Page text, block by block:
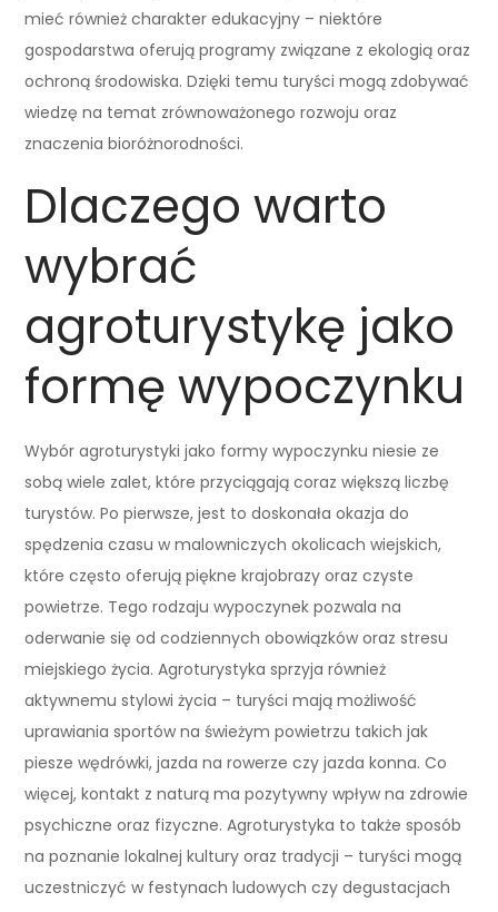
mieć również charakter edukacyjny – niektóre
gospodarstwa oferują programy związane z ekologią oraz
ochroną środowiska. Dzięki temu turyści mogą zdobywać
wiedzę na temat zrównoważonego rozwoju oraz
znaczenia bioróżnorodności.
Dlaczego warto
wybrać
agroturystykę jako
formę wypoczynku
Wybór agroturystyki jako formy wypoczynku niesie ze
sobą wiele zalet, które przyciągają coraz większą liczbę
turystów. Po pierwsze, jest to doskonała okazja do
spędzenia czasu w malowniczych okolicach wiejskich,
które często oferują piękne krajobrazy oraz czyste
powietrze. Tego rodzaju wypoczynek pozwala na
oderwanie się od codziennych obowiązków oraz stresu
miejskiego życia. Agroturystyka sprzyja również
aktywnemu stylowi życia – turyści mają możliwość
uprawiania sportów na świeżym powietrzu takich jak
piesze wędrówki, jazda na rowerze czy jazda konna. Co
więcej, kontakt z naturą ma pozytywny wpływ na zdrowie
psychiczne oraz fizyczne. Agroturystyka to także sposób
na poznanie lokalnej kultury oraz tradycji – turyści mogą
uczestniczyć w festynach ludowych czy degustacjach